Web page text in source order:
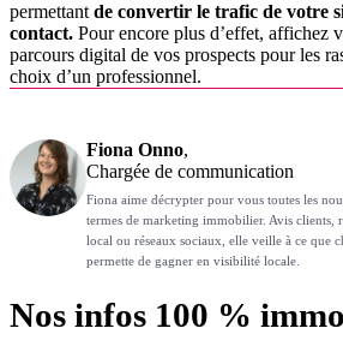
permettant de convertir le trafic de votre
contact. Pour encore plus d’effet, affichez
parcours digital de vos prospects pour les
choix d’un professionnel.
Fiona Onno,
Chargée de communication
Fiona aime décrypter pour vous toutes les
termes de marketing immobilier. Avis clients,
local ou réseaux sociaux, elle veille à ce que
permette de gagner en visibilité locale.
Nos infos 100 % immo